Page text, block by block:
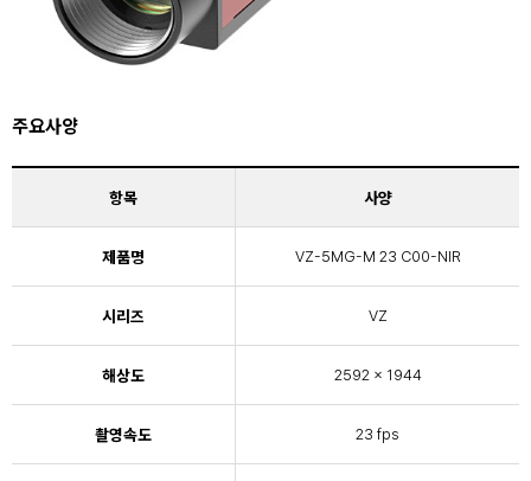
주요사양
항목 사양
제품명 VZ-5MG-M 23 C00-NIR
시리즈 VZ
해상도 2592 × 1944
촬영속도 23 fps